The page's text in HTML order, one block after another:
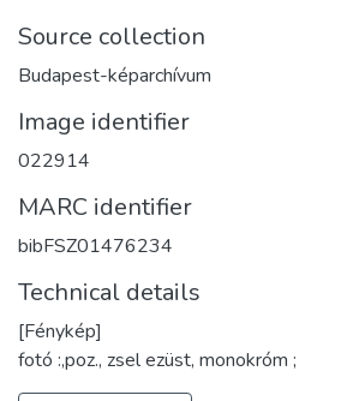
Source collection
Budapest-képarchívum
Image identifier
022914
MARC identifier
bibFSZ01476234
Technical details
[Fénykép]
fotó :,poz., zsel ezüst, monokróm ;